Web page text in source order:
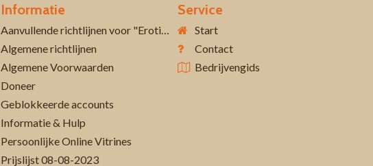
Informatie
Algemene richtlijnen
Algemene Voorwaarden
Doneer
Geblokkeerde accounts
Informatie & Hulp
Persoonlijke Online Vitrines
Prijslijst 08-08-2023
Service
Start
Contact
Bedrijvengids